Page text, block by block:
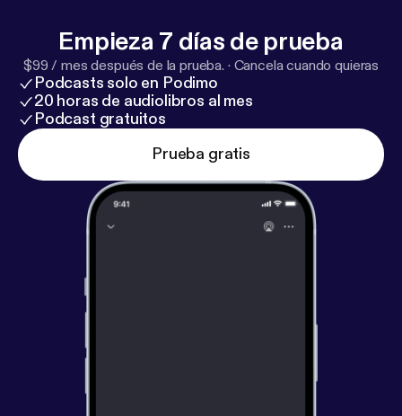
Empieza 7 días de prueba
$99 / mes después de la prueba. · Cancela cuando quieras
Podcasts solo en Podimo
20 horas de audiolibros al mes
Podcast gratuitos
Prueba gratis